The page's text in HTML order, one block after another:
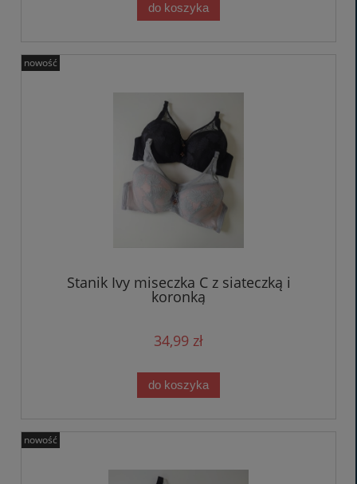
do koszyka
Stanik Ivy miseczka C z siateczką i
koronką
34,99 zł
do koszyka
nowość
nowość